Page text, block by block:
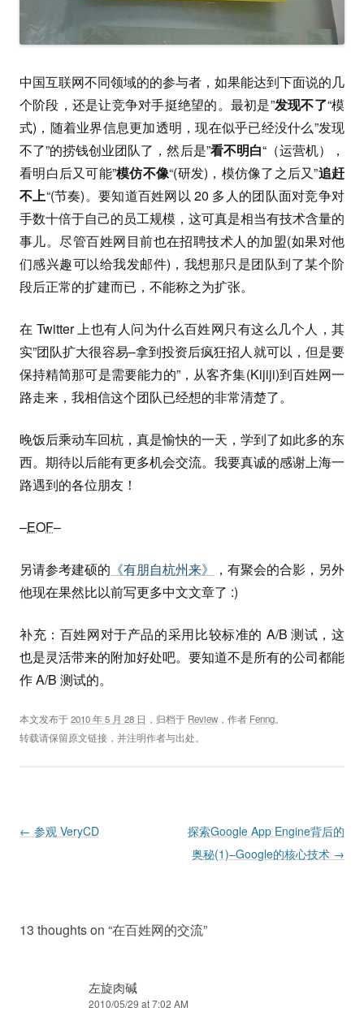
中国互联网不同领域的的参与者，如果能达到下面说的几
个阶段，还是让竞争对手挺绝望的。最初是”发现不了“模
式)，随着业界信息更加透明，现在似乎已经没什么”发现
不了”的捞钱创业团队了，然后是”看不明白“（运营机），
看明白后又可能”模仿不像“(研发)，模仿像了之后又”追赶
不上“(节奏)。要知道百姓网以 20 多人的团队面对竞争对
手数十倍于自己的员工规模，这可真是相当有技术含量的
事儿。尽管百姓网目前也在招聘技术人的加盟(如果对他
们感兴趣可以给我发邮件)，我想那只是团队到了某个阶
段后正常的扩建而已，不能称之为扩张。
在 Twitter 上也有人问为什么百姓网只有这么几个人，其
实”团队扩大很容易–拿到投资后疯狂招人就可以，但是要
保持精简那可是需要能力的”，从客齐集(Kijiji)到百姓网一
路走来，我相信这个团队已经想的非常清楚了。
晚饭后乘动车回杭，真是愉快的一天，学到了如此多的东
西。期待以后能有更多机会交流。我要真诚的感谢上海一
路遇到的各位朋友！
–EOF–
另请参考建硕的 《有朋自杭州来》
，有聚会的合影，另外
他现在果然比以前写更多中文文章了 :)
补充：百姓网对于产品的采用比较标准的 A/B 测试，这
也是灵活带来的附加好处吧。要知道不是所有的公司都能
作 A/B 测试的。
本文发布于2010 年 5 月 28 日 ，归档于 Review ，作者 Fenng。
转载请保留原文链接，并注明作者与出处。
Post navigation
← 参观 VeryCD
探索Google App Engine背后的
奥秘(1)–Google的核心技术 →
13 thoughts on “在百姓网的交流”
左旋肉碱
2010/05/29 at 7:02 AM